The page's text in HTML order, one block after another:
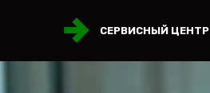
СЕРВИСНЫЙ ЦЕНТР